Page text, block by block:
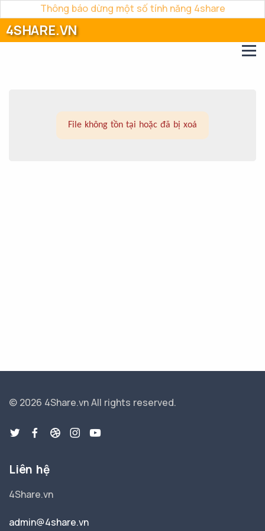
Thông báo dừng một số tính năng 4share
4SHARE.VN
File không tồn tại hoặc đã bị xoá
© 2026 4Share.vnAll rights reserved.
Liên hệ
4Share.vn
admin@4share.vn